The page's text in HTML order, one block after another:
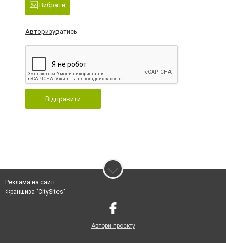
Вибрати
Авторизуватись
Відправити
Реклама на сайті
Франшиза "CitySites"
Автори проєкту